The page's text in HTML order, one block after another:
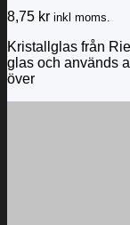
8,75 kr inkl moms.
Kristallglas från
glas och används
över